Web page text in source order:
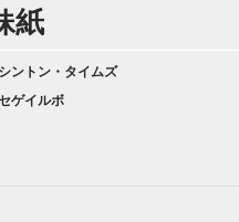
紙
ントン・タイムズ
ゲイルボ